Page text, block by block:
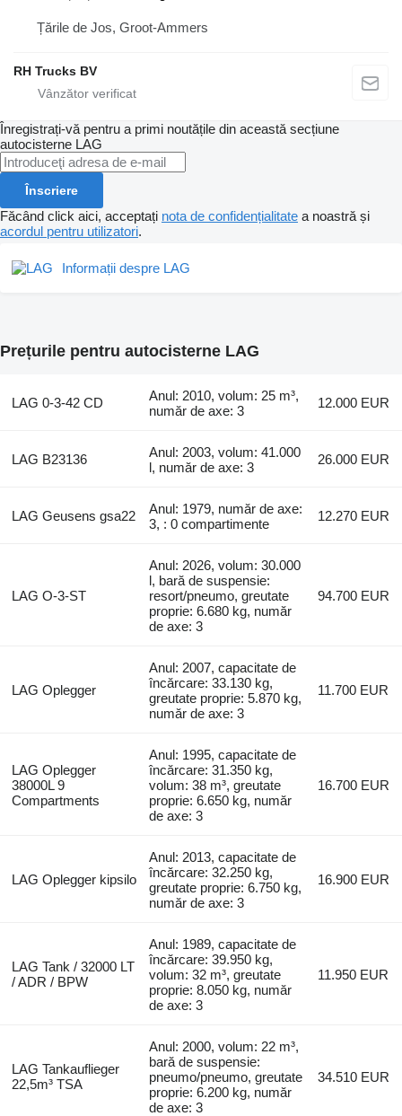
Țările de Jos, Groot-Ammers
RH Trucks BV
Înregistrați-vă pentru a primi noutățile din această secțiune
autocisterne LAG
Înscriere
Făcând click aici, acceptați nota de confidențialitate a noastră și
acordul pentru utilizatori.
Informații despre LAG
Prețurile pentru autocisterne LAG
LAG 0-3-42 CD
Anul: 2010, volum: 25 m³,
număr de axe: 3
12.000 EUR
LAG B23136
Anul: 2003, volum: 41.000
l, număr de axe: 3
26.000 EUR
LAG Geusens gsa22
Anul: 1979, număr de axe:
3, : 0 compartimente
12.270 EUR
LAG O-3-ST
Anul: 2026, volum: 30.000
l, bară de suspensie:
resort/pneumo, greutate
proprie: 6.680 kg, număr
de axe: 3
94.700 EUR
LAG Oplegger
Anul: 2007, capacitate de
încărcare: 33.130 kg,
greutate proprie: 5.870 kg,
număr de axe: 3
11.700 EUR
LAG Oplegger
38000L 9
Compartments
Anul: 1995, capacitate de
încărcare: 31.350 kg,
volum: 38 m³, greutate
proprie: 6.650 kg, număr
de axe: 3
16.700 EUR
LAG Oplegger kipsilo
Anul: 2013, capacitate de
încărcare: 32.250 kg,
greutate proprie: 6.750 kg,
număr de axe: 3
16.900 EUR
LAG Tank / 32000 LT
/ ADR / BPW
Anul: 1989, capacitate de
încărcare: 39.950 kg,
volum: 32 m³, greutate
proprie: 8.050 kg, număr
de axe: 3
11.950 EUR
LAG Tankauflieger
22,5m³ TSA
Anul: 2000, volum: 22 m³,
bară de suspensie:
pneumo/pneumo, greutate
proprie: 6.200 kg, număr
de axe: 3
34.510 EUR